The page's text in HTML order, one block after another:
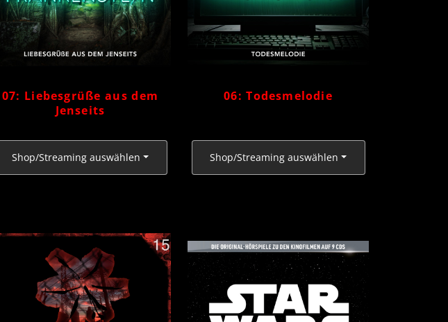
07: Liebesgrüße aus dem
Jenseits
Shop/Streaming auswählen
06: Todesmelodie
Shop/Streaming auswählen